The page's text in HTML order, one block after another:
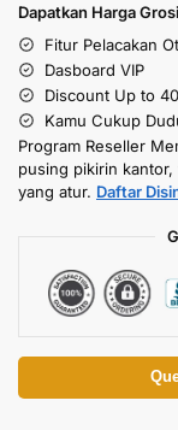
Dapatkan Harga
Fitur Pelacakan
Dasboard VIP
Discount Up to
Kamu Cukup
Program Reseller
pusing pikirin
yang atur. Daftar